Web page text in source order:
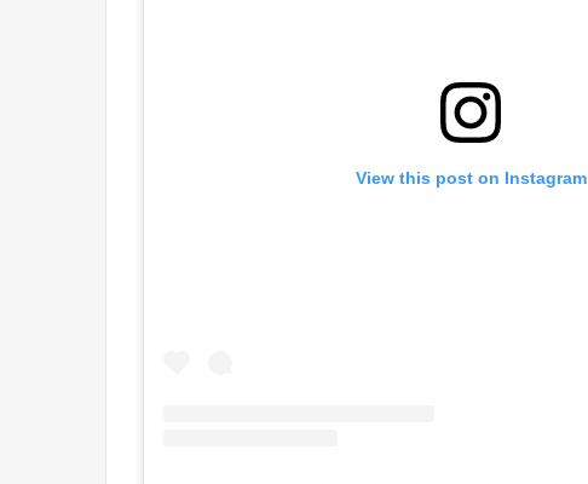
View this post on Instagram